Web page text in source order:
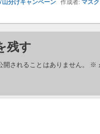
山分けキャンペーン 作成者: マス
残す
開されることはありません。 ※